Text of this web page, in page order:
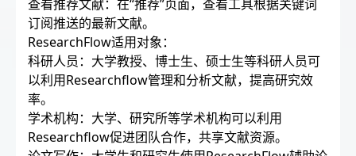
查看推荐文献：在“推荐”页面，查看工具根据关键词
订阅推送的最新文献。
ResearchFlow适用对象：
科研人员：大学教授、博士生、硕士生等科研人员可
以利用Researchflow管理和分析文献，提高研究效
率。
学术机构：大学、研究所等学术机构可以利用
Researchflow促进团队合作，共享文献资源。